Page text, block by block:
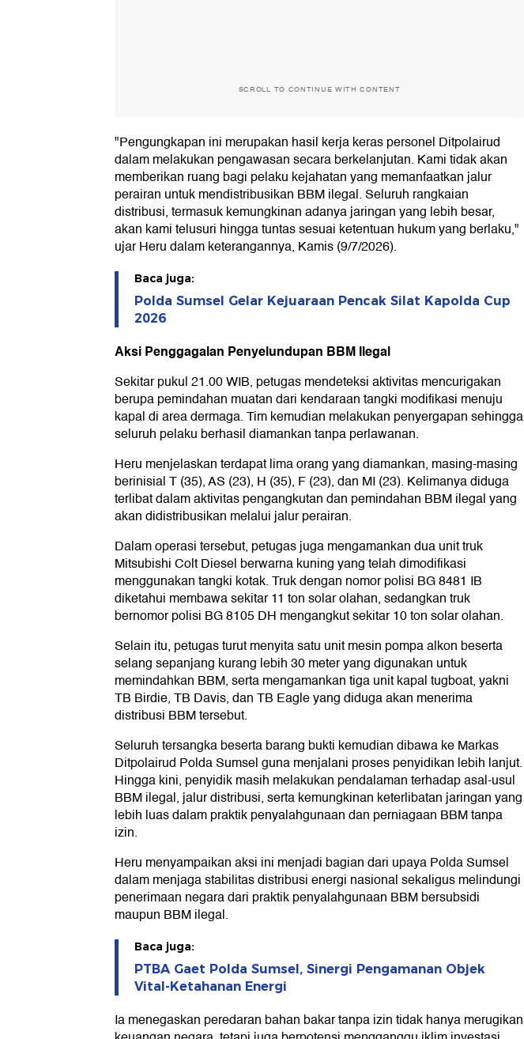
SCROLL TO CONTINUE WITH CONTENT
"Pengungkapan ini merupakan hasil kerja keras personel Ditpolairud
dalam melakukan pengawasan secara berkelanjutan. Kami tidak akan
memberikan ruang bagi pelaku kejahatan yang memanfaatkan jalur
perairan untuk mendistribusikan BBM ilegal. Seluruh rangkaian
distribusi, termasuk kemungkinan adanya jaringan yang lebih besar,
akan kami telusuri hingga tuntas sesuai ketentuan hukum yang berlaku,"
ujar Heru dalam keterangannya, Kamis (9/7/2026).
Baca juga:
Polda Sumsel Gelar Kejuaraan Pencak Silat Kapolda Cup
2026
Aksi Penggagalan Penyelundupan BBM Ilegal
Sekitar pukul 21.00 WIB, petugas mendeteksi aktivitas mencurigakan
berupa pemindahan muatan dari kendaraan tangki modifikasi menuju
kapal di area dermaga. Tim kemudian melakukan penyergapan sehingga
seluruh pelaku berhasil diamankan tanpa perlawanan.
Heru menjelaskan terdapat lima orang yang diamankan, masing-masing
berinisial T (35), AS (23), H (35), F (23), dan MI (23). Kelimanya diduga
terlibat dalam aktivitas pengangkutan dan pemindahan BBM ilegal yang
akan didistribusikan melalui jalur perairan.
Dalam operasi tersebut, petugas juga mengamankan dua unit truk
Mitsubishi Colt Diesel berwarna kuning yang telah dimodifikasi
menggunakan tangki kotak. Truk dengan nomor polisi BG 8481 IB
diketahui membawa sekitar 11 ton solar olahan, sedangkan truk
bernomor polisi BG 8105 DH mengangkut sekitar 10 ton solar olahan.
Selain itu, petugas turut menyita satu unit mesin pompa alkon beserta
selang sepanjang kurang lebih 30 meter yang digunakan untuk
memindahkan BBM, serta mengamankan tiga unit kapal tugboat, yakni
TB Birdie, TB Davis, dan TB Eagle yang diduga akan menerima
distribusi BBM tersebut.
Seluruh tersangka beserta barang bukti kemudian dibawa ke Markas
Ditpolairud Polda Sumsel guna menjalani proses penyidikan lebih lanjut.
Hingga kini, penyidik masih melakukan pendalaman terhadap asal-usul
BBM ilegal, jalur distribusi, serta kemungkinan keterlibatan jaringan yang
lebih luas dalam praktik penyalahgunaan dan perniagaan BBM tanpa
izin.
Heru menyampaikan aksi ini menjadi bagian dari upaya Polda Sumsel
dalam menjaga stabilitas distribusi energi nasional sekaligus melindungi
penerimaan negara dari praktik penyalahgunaan BBM bersubsidi
maupun BBM ilegal.
Baca juga:
PTBA Gaet Polda Sumsel, Sinergi Pengamanan Objek
Vital-Ketahanan Energi
Ia menegaskan peredaran bahan bakar tanpa izin tidak hanya merugikan